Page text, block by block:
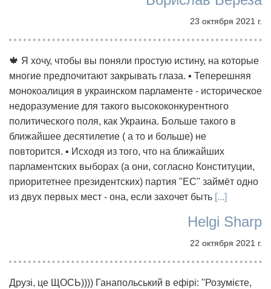
23 октября 2021 г.
🍁 Я хочу, чтобы вы поняли простую истину, на которые
многие предпочитают закрывать глаза. ▪️ Теперешняя
монокоалиция в украинском парламенте - историческое
недоразумение для такого высококонкурентного
политического поля, как Украина. Больше такого в
ближайшее десятилетие ( а то и больше) не
повторится. ▪️ Исходя из того, что на ближайших
парламентских выборах (а они, согласно Конституции,
приоритетнее президентских) партия "ЕС" займёт одно
из двух первых мест - она, если захочет быть [...]
Helgi Sharp
22 октября 2021 г.
Друзі, це ЩОСЬ)))) Ганапольський в ефірі: "Розумієте,